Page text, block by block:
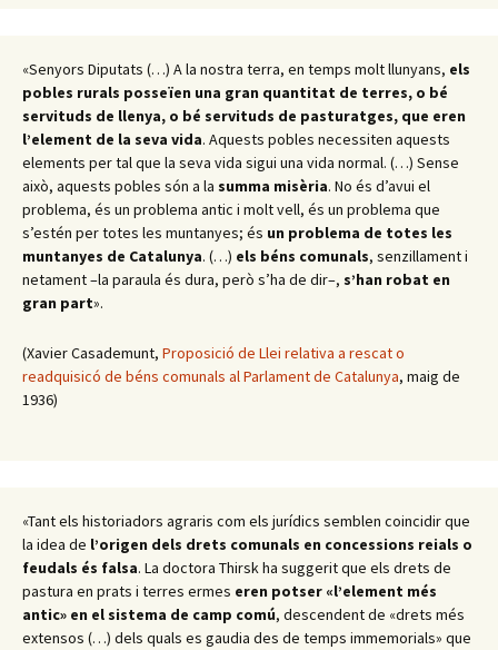
«Senyors Diputats (…) A la nostra terra, en temps molt llunyans, els
pobles rurals posseïen una gran quantitat de terres, o bé
servituds de llenya, o bé servituds de pasturatges, que eren
l’element de la seva vida. Aquests pobles necessiten aquests
elements per tal que la seva vida sigui una vida normal. (…) Sense
això, aquests pobles són a la summa misèria. No és d’avui el
problema, és un problema antic i molt vell, és un problema que
s’estén per totes les muntanyes; és un problema de totes les
muntanyes de Catalunya. (…) els béns comunals, senzillament i
netament –la paraula és dura, però s’ha de dir–, s’han robat en
gran part».
(Xavier Casademunt, Proposició de Llei relativa a rescat o
readquisicó de béns comunals al Parlament de Catalunya, maig de
1936)
«Tant els historiadors agraris com els jurídics semblen coincidir que
la idea de l’origen dels drets comunals en concessions reials o
feudals és falsa. La doctora Thirsk ha suggerit que els drets de
pastura en prats i terres ermes eren potser «l’element més
antic» en el sistema de camp comú, descendent de «drets més
extensos (…) dels quals es gaudia des de temps immemorials» que